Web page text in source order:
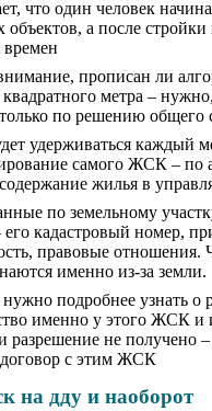
что один человек
объектов, а после
прописан ли
метра –
по решению общего
удерживаться каждый
самого ЖСК – по
содержание жилья в
по земельному
его кадастровый номер,
правовые отношения.
именно из-за земли.
подробнее узнать о
именно у этого ЖСК и
разрешение не получено
договор с этим ЖСК
на дду и наоборот